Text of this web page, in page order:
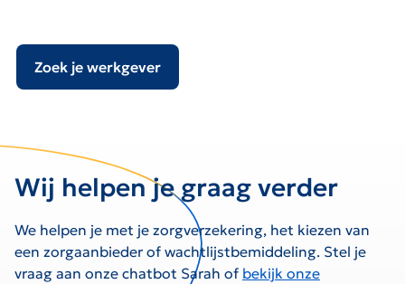
Zoek je werkgever
Wij helpen je graag verder
We helpen je met je zorgverzekering, het kiezen van
een zorgaanbieder of wachtlijstbemiddeling. Stel je
vraag aan onze chatbot Sarah of bekijk onze